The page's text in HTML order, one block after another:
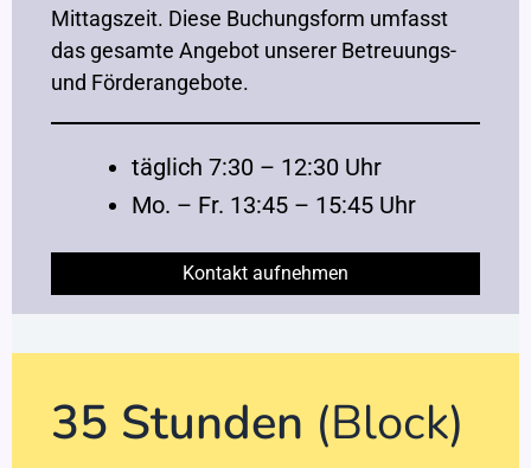
Mittagszeit. Diese Buchungsform umfasst
das gesamte Angebot unserer Betreuungs-
und Förderangebote.
täglich 7:30 – 12:30 Uhr
Mo. – Fr. 13:45 – 15:45 Uhr
Kontakt aufnehmen
35 Stunden (Block)